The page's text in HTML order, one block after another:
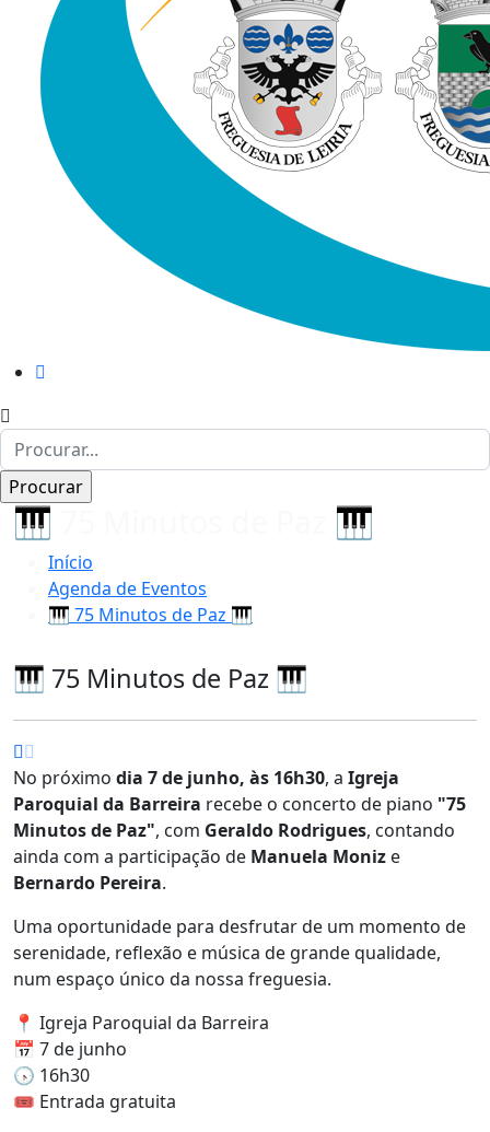
🎹 75 Minutos de Paz 🎹
Início
Agenda de Eventos
🎹 75 Minutos de Paz 🎹
🎹 75 Minutos de Paz 🎹
No próximo dia 7 de junho, às 16h30, a Igreja
Paroquial da Barreira recebe o concerto de piano "75
Minutos de Paz", com Geraldo Rodrigues, contando
ainda com a participação de Manuela Moniz e
Bernardo Pereira.
Uma oportunidade para desfrutar de um momento de
serenidade, reflexão e música de grande qualidade,
num espaço único da nossa freguesia.
📍 Igreja Paroquial da Barreira
📅 7 de junho
🕟 16h30
🎟️ Entrada gratuita